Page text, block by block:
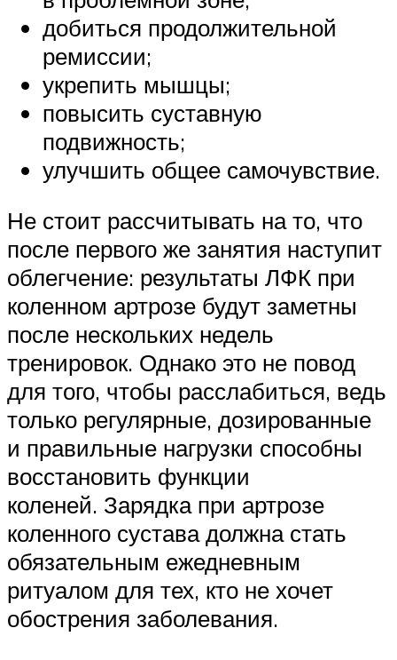
добиться продолжительной
ремиссии;
укрепить мышцы;
повысить суставную
подвижность;
улучшить общее самочувствие.
Не стоит рассчитывать на то, что
после первого же занятия наступит
облегчение: результаты ЛФК при
коленном артрозе будут заметны
после нескольких недель
тренировок. Однако это не повод
для того, чтобы расслабиться, ведь
только регулярные, дозированные
и правильные нагрузки способны
восстановить функции
коленей. Зарядка при артрозе
коленного сустава должна стать
обязательным ежедневным
ритуалом для тех, кто не хочет
обострения заболевания.